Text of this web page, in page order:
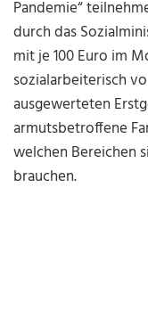
Pandemie“
durch das
mit je 100 Euro im
sozialarbeiterisch
ausgewerteten
armutsbetroffene
welchen Bereichen
brauchen.